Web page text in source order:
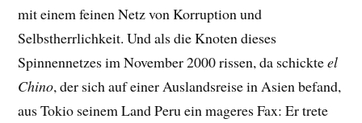
mit einem feinen Netz von Korruption und
Selbstherrlichkeit. Und als die Knoten dieses
Spinnennetzes im November 2000 rissen, da schickteel
Chino, der sich auf einer Auslandsreise in Asien befand,
aus Tokio seinem Land Peru ein mageres Fax: Er trete